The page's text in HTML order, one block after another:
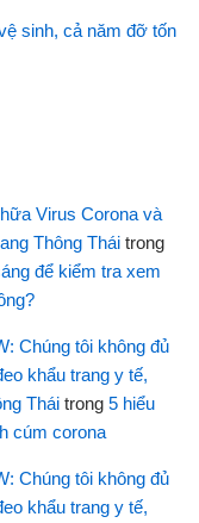
sinh, cả năm đỡ tốn
Virus Corona và
Thông Thái trong
để kiểm tra xem
Chúng tôi không đủ
khẩu trang y tế,
Thái trong 5 hiểu
cúm corona
Chúng tôi không đủ
khẩu trang y tế,